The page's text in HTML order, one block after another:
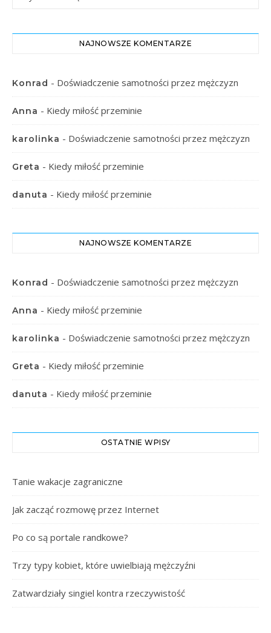
NAJNOWSZE KOMENTARZE
Konrad - Doświadczenie samotności przez mężczyzn
Anna - Kiedy miłość przeminie
karolinka - Doświadczenie samotności przez mężczyzn
Greta - Kiedy miłość przeminie
danuta - Kiedy miłość przeminie
NAJNOWSZE KOMENTARZE
Konrad - Doświadczenie samotności przez mężczyzn
Anna - Kiedy miłość przeminie
karolinka - Doświadczenie samotności przez mężczyzn
Greta - Kiedy miłość przeminie
danuta - Kiedy miłość przeminie
OSTATNIE WPISY
Tanie wakacje zagraniczne
Jak zacząć rozmowę przez Internet
Po co są portale randkowe?
Trzy typy kobiet, które uwielbiają mężczyźni
Zatwardziały singiel kontra rzeczywistość